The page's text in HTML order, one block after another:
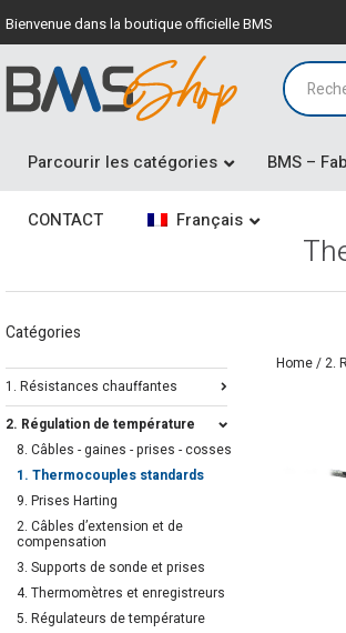
Bienvenue dans la boutique officielle BMS
Parcourir les catégories BMS –
CONTACT Français
Home/2.
Catégories
1. Résistances chauffantes
2. Régulation de température
8. Câbles - gaines - prises - cosses
1. Thermocouples standards
9. Prises Harting
2. Câbles d’extension et de
compensation
3. Supports de sonde et prises
4. Thermomètres et enregistreurs
5. Régulateurs de température